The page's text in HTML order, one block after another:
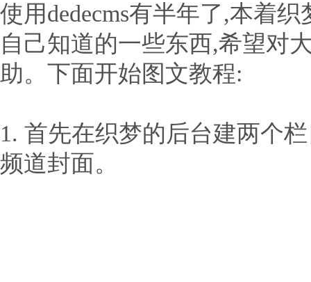
使用dedecms有半年了,本着
自己知道的一些东西,希望对
助。下面开始图文教程:
1. 首先在织梦的后台建两个
频道封面。